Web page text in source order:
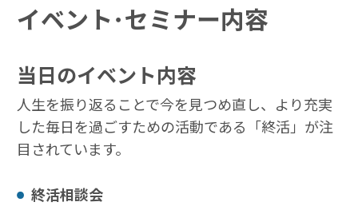
イベント･セミナー内容
当日のイベント内容
人生を振り返ることで今を見つめ直し、より充実
した毎日を過ごすための活動である「終活」が注
目されています。
終活相談会